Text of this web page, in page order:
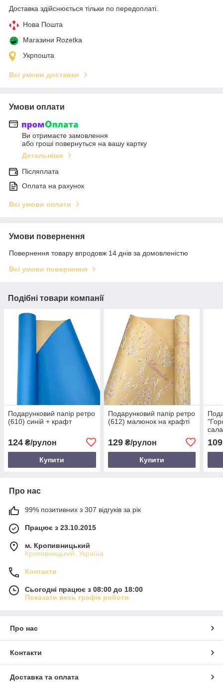
Доставка здійснюється тільки по передоплаті.
Нова Пошта
Магазини Rozetka
Укрпошта
Всі умови доставки
Умови оплати
Ви отримаєте замовлення
або гроші повернуться на вашу картку
Детальніше
Післяплата
Оплата на рахунок
Всі умови оплати
Умови повернення
Повернення товару впродовж 14 днів за домовленістю
Всі умови повернення
Подібні товари компанії
Подарунковий папір ретро
(610) синій + крафт
124 ₴/рулон
Купити
Подарунковий папір ретро
(612) малюнок на крафті
129₴/рулон
Купити
109
Про нас
99% позитивних з 307 відгуків за рік
Працює з 23.10.2015
м. Кропивницький
Кропивницький, Україна
Контакти
Сьогодні працює з 08:00 до 18:00
Показати весь графік роботи
Про нас
Контакти
Доставка та оплата